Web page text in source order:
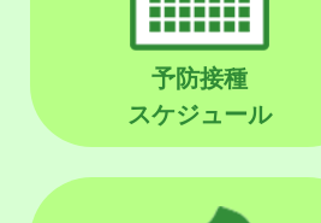
予防接種
スケジュール